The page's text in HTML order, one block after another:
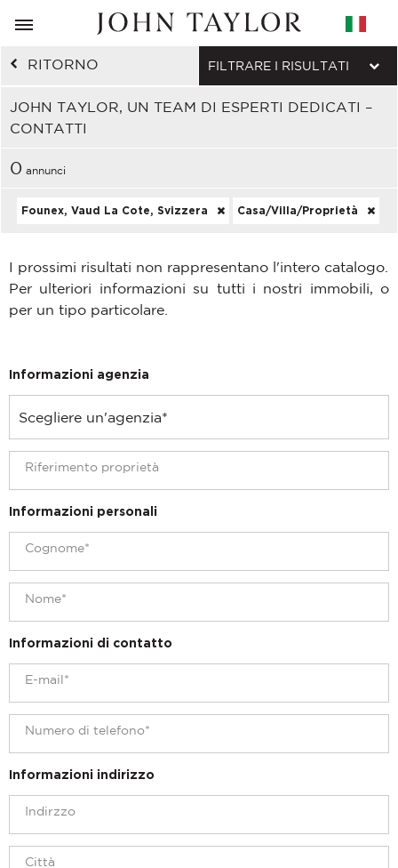
RITORNO
JOHN TAYLOR, UN TEAM DI ESPERTI DEDICATI –
CONTATTI
FILTRARE I RISULTATI
0 annunci
Founex, Vaud La Cote, Svizzera Casa/Villa/Proprietà
I prossimi risultati non rappresentano l'intero catalogo.
Per ulteriori informazioni su tutti i nostri immobili, o
per un tipo particolare.
Informazioni agenzia
Informazioni personali
Informazioni di contatto
Informazioni indirizzo